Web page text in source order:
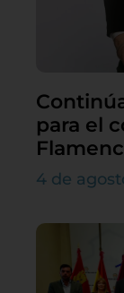
para el
4 de